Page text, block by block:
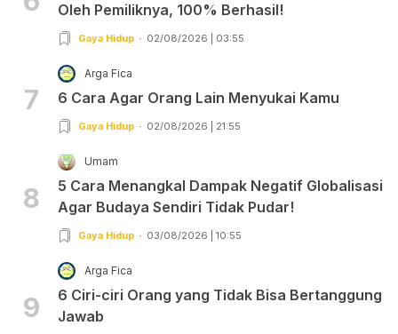
Oleh Pemiliknya, 100% Berhasil!
Gaya Hidup 02/08/2026 | 03:55
7
Arga Fica
6 Cara Agar Orang Lain Menyukai Kamu
Gaya Hidup 02/08/2026 | 21:55
8
Umam
5 Cara Menangkal Dampak Negatif Globalisasi
Agar Budaya Sendiri Tidak Pudar!
Gaya Hidup 03/08/2026 | 10:55
9
Arga Fica
6 Ciri-ciri Orang yang Tidak Bisa Bertanggung
Jawab